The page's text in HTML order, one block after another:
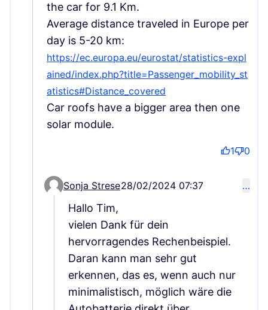
the car for 9.1 Km.
Average distance traveled in Europe per
day is 5-20 km:
https://ec.europa.eu/eurostat/statistics-expl
ained/index.php?title=Passenger_mobility_st
atistics#Distance_covered
Car roofs have a bigger area then one
solar module.
1 0
Comment 74 (reply to comment 68)
Sonja Strese28/02/2024 07:37 …
Hallo Tim,
vielen Dank für dein
hervorragendes Rechenbeispiel.
Daran kann man sehr gut
erkennen, das es, wenn auch nur
minimalistisch, möglich wäre die